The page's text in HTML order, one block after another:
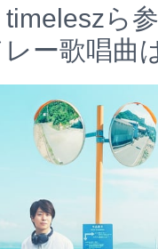
ら
ー歌唱曲